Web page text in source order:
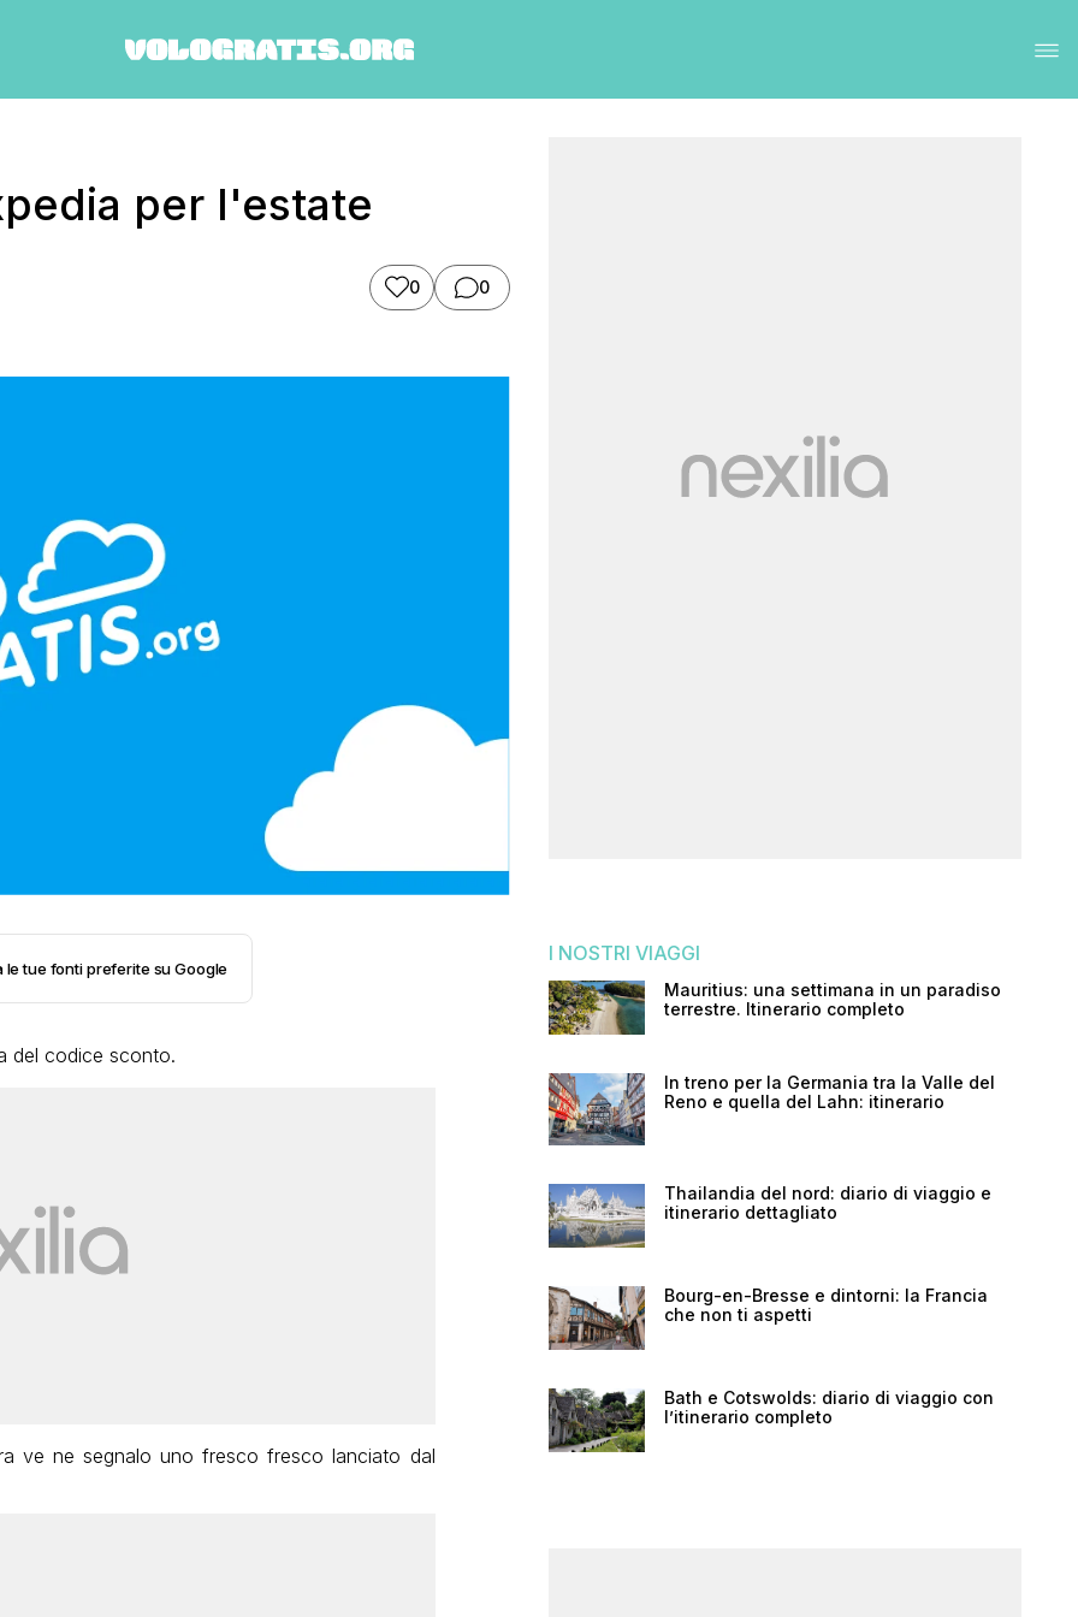
per l'estate
0 0
le tue fonti preferite su Google
del codice sconto.
ve ne segnalo uno fresco fresco lanciato dal
I NOSTRI VIAGGI
Mauritius: una settimana in un paradiso
terrestre. Itinerario completo
In treno per la Germania tra la Valle del
Reno e quella del Lahn: itinerario
Thailandia del nord: diario di viaggio e
itinerario dettagliato
Bourg-en-Bresse e dintorni: la Francia
che non ti aspetti
Bath e Cotswolds: diario di viaggio con
l’itinerario completo